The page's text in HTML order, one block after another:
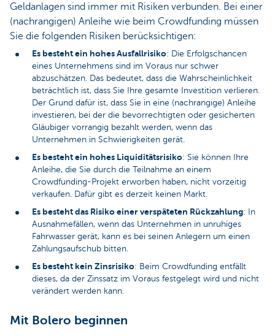
Geldanlagen sind immer mit Risiken verbunden. Bei einer
(nachrangigen) Anleihe wie beim Crowdfunding müssen
Sie die folgenden Risiken berücksichtigen:
Es besteht ein hohes Ausfallrisiko: Die Erfolgschancen
eines Unternehmens sind im Voraus nur schwer
abzuschätzen. Das bedeutet, dass die Wahrscheinlichkeit
beträchtlich ist, dass Sie Ihre gesamte Investition verlieren.
Der Grund dafür ist, dass Sie in eine (nachrangige) Anleihe
investieren, bei der die bevorrechtigten oder gesicherten
Gläubiger vorrangig bezahlt werden, wenn das
Unternehmen in Schwierigkeiten gerät.
Es besteht ein hohes Liquiditätsrisiko: Sie können Ihre
Anleihe, die Sie durch die Teilnahme an einem
Crowdfunding-Projekt erworben haben, nicht vorzeitig
verkaufen. Dafür gibt es derzeit keinen Markt.
Es besteht das Risiko einer verspäteten Rückzahlung: In
Ausnahmefällen, wenn das Unternehmen in unruhiges
Fahrwasser gerät, kann es bei seinen Anlegern um einen
Zahlungsaufschub bitten.
Es besteht kein Zinsrisiko: Beim Crowdfunding entfällt
dieses, da der Zinssatz im Voraus festgelegt wird und nicht
verändert werden kann.
Mit Bolero beginnen